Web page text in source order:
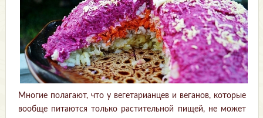
Многие полагают, что у вегетарианцев и веганов, которые
вообще питаются только растительной пищей, не может